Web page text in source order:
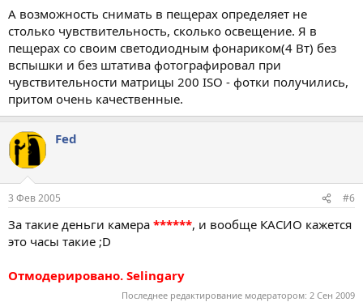
А возможность снимать в пещерах определяет не
столько чувствительность, сколько освещение. Я в
пещерах со своим светодиодным фонариком(4 Вт) без
вспышки и без штатива фотографировал при
чувствительности матрицы 200 ISO - фотки получились,
притом очень качественные.
Fed
3 Фев 2005 #6
За такие деньги камера ******, и вообще КАСИО кажется
это часы такие ;D
Отмодерировано. Selingary
Последнее редактирование модератором: 2 Сен 2009